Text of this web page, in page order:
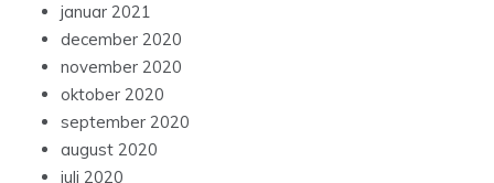
januar 2021
december 2020
november 2020
oktober 2020
september 2020
august 2020
juli 2020